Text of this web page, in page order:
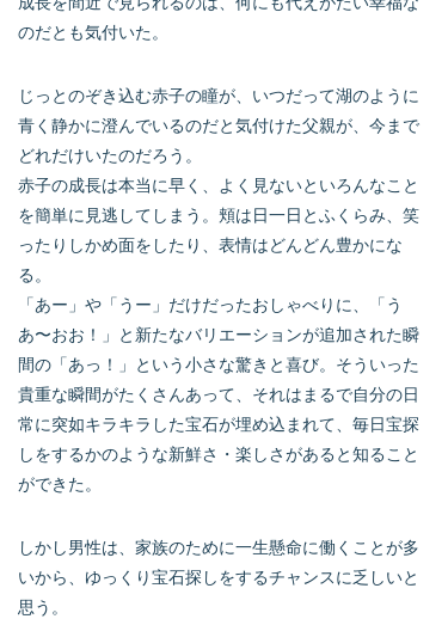
のだとも気付いた。
じっとのぞき込む赤子の瞳が、いつだって湖のように
青く静かに澄んでいるのだと気付けた父親が、今まで
どれだけいたのだろう。
赤子の成長は本当に早く、よく見ないといろんなこと
を簡単に見逃してしまう。頬は日一日とふくらみ、笑
ったりしかめ面をしたり、表情はどんどん豊かにな
る。
「あー」や「うー」だけだったおしゃべりに、「う
あ〜おお！」と新たなバリエーションが追加された瞬
間の「あっ！」という小さな驚きと喜び。そういった
貴重な瞬間がたくさんあって、それはまるで自分の日
常に突如キラキラした宝石が埋め込まれて、毎日宝探
しをするかのような新鮮さ・楽しさがあると知ること
ができた。
しかし男性は、家族のために一生懸命に働くことが多
いから、ゆっくり宝石探しをするチャンスに乏しいと
思う。